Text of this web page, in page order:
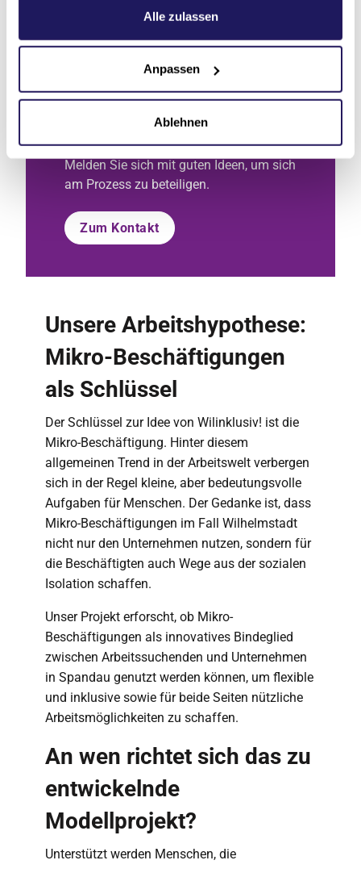
.Alle zulassen
Anpassen
Ablehnen
Gestalten Sie soziale
Integration in Spandau-
Wilhelmstadt mit.
Melden Sie sich mit guten Ideen, um sich
am Prozess zu beteiligen.
Zum Kontakt
Unsere Arbeitshypothese:
Mikro-Beschäftigungen
als Schlüssel
Der Schlüssel zur Idee von Wilinklusiv! ist die
Mikro-Beschäftigung. Hinter diesem
allgemeinen Trend in der Arbeitswelt verbergen
sich in der Regel kleine, aber bedeutungsvolle
Aufgaben für Menschen. Der Gedanke ist, dass
Mikro-Beschäftigungen im Fall Wilhelmstadt
nicht nur den Unternehmen nutzen, sondern für
die Beschäftigten auch Wege aus der sozialen
Isolation schaffen.
Unser Projekt erforscht, ob Mikro-
Beschäftigungen als innovatives Bindeglied
zwischen Arbeitssuchenden und Unternehmen
in Spandau genutzt werden können, um flexible
und inklusive sowie für beide Seiten nützliche
Arbeitsmöglichkeiten zu schaffen.
An wen richtet sich das zu
entwickelnde
Modellprojekt?
Unterstützt werden Menschen, die